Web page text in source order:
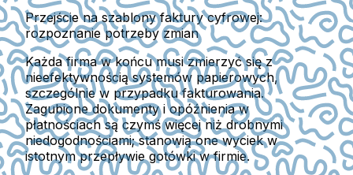
Przejście na szablony faktury cyfrowej:
rozpoznanie potrzeby zmian
Każda firma w końcu musi zmierzyć się z
nieefektywnością systemów papierowych,
szczególnie w przypadku fakturowania.
Zagubione dokumenty i opóźnienia w
płatnościach są czymś więcej niż drobnymi
niedogodnościami; stanowią one wyciek w
istotnym przepływie gotówki w firmie.